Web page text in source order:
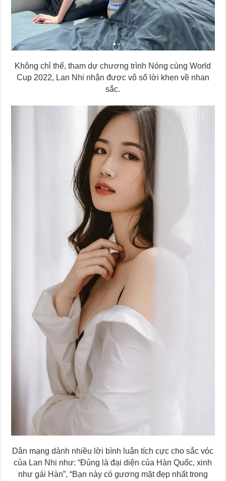
Không chỉ thế, tham dự chương trình Nóng cùng World
Cup 2022, Lan Nhi nhận được vô số lời khen về nhan
sắc.
Dân mạng dành nhiều lời bình luận tích cực cho sắc vóc
của Lan Nhi như: “Đúng là đại diện của Hàn Quốc, xinh
như gái Hàn”, “Bạn này có gương mặt đẹp nhất trong